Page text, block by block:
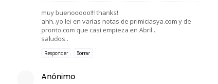
muy buenooooo!!! thanks!
ahh..yo lei en varias notas de primiciasya.com y de
pronto.com que casi empieza en Abril...
saludos..
Responder Borrar
Anónimo